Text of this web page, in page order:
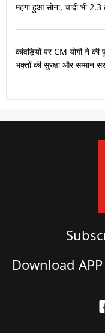
महंगा हुआ सोना, चांदी भी
कांवड़ियों पर CM योगी ने की
भक्तों की सुरक्षा और सम्मान
Download APP